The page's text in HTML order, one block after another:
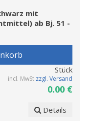
mit
ab Bj. 51 -
Stück
incl. MwSt zzgl. Versand
0.00 €
Details